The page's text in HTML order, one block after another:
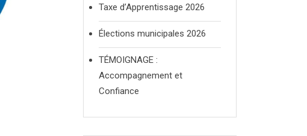
Taxe d’Apprentissage 2026
Élections municipales 2026
TÉMOIGNAGE :
Accompagnement et
Confiance